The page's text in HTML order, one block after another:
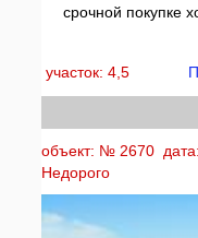
срочной покупке
участок: 4,5
объект: № 2670
Недорого